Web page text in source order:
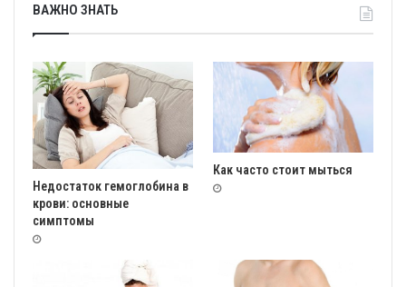
ВАЖНО ЗНАТЬ
Недостаток гемоглобина в
крови: основные
симптомы
Как часто стоит мыться